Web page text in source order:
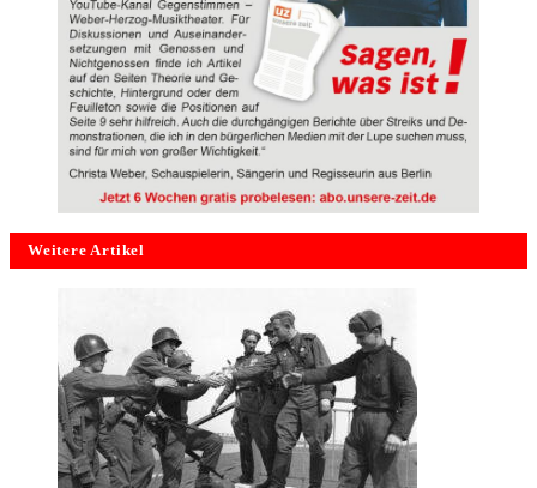
Weitere Artikel